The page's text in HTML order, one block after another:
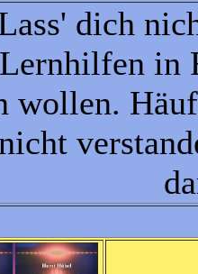
dich
in
wollen.